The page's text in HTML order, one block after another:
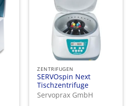
ZENTRIFUGEN
SERVOspin Next
Tischzentrifuge
Servoprax GmbH